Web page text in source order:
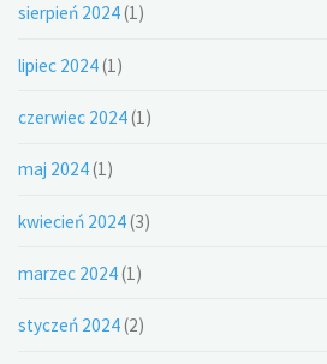
sierpień 2024(1)
lipiec 2024(1)
czerwiec 2024(1)
maj 2024(1)
kwiecień 2024(3)
marzec 2024(1)
styczeń 2024(2)